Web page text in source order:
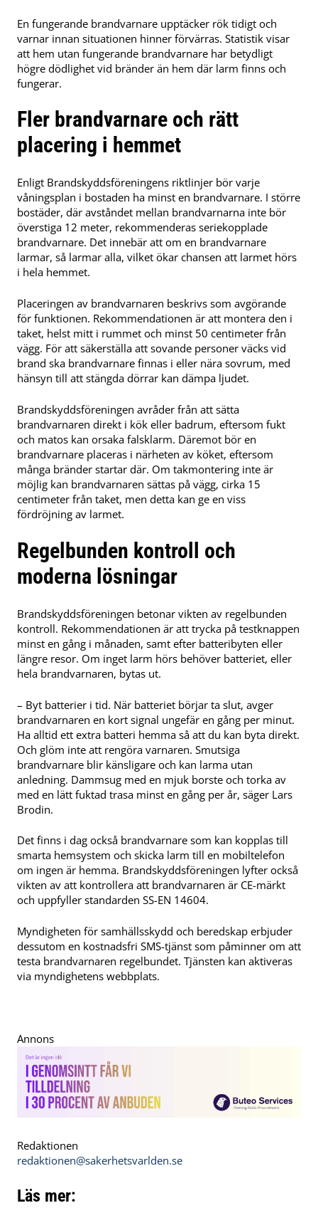
En fungerande brandvarnare upptäcker rök tidigt och
varnar innan situationen hinner förvärras. Statistik visar
att hem utan fungerande brandvarnare har betydligt
högre dödlighet vid bränder än hem där larm finns och
fungerar.
Fler brandvarnare och rätt
placering i hemmet
Enligt Brandskyddsföreningens riktlinjer bör varje
våningsplan i bostaden ha minst en brandvarnare. I större
bostäder, där avståndet mellan brandvarnarna inte bör
överstiga 12 meter, rekommenderas seriekopplade
brandvarnare. Det innebär att om en brandvarnare
larmar, så larmar alla, vilket ökar chansen att larmet hörs
i hela hemmet.
Placeringen av brandvarnaren beskrivs som avgörande
för funktionen. Rekommendationen är att montera den i
taket, helst mitt i rummet och minst 50 centimeter från
vägg. För att säkerställa att sovande personer väcks vid
brand ska brandvarnare finnas i eller nära sovrum, med
hänsyn till att stängda dörrar kan dämpa ljudet.
Brandskyddsföreningen avråder från att sätta
brandvarnaren direkt i kök eller badrum, eftersom fukt
och matos kan orsaka falsklarm. Däremot bör en
brandvarnare placeras i närheten av köket, eftersom
många bränder startar där. Om takmontering inte är
möjlig kan brandvarnaren sättas på vägg, cirka 15
centimeter från taket, men detta kan ge en viss
fördröjning av larmet.
Regelbunden kontroll och
moderna lösningar
Brandskyddsföreningen betonar vikten av regelbunden
kontroll. Rekommendationen är att trycka på testknappen
minst en gång i månaden, samt efter batteribyten eller
längre resor. Om inget larm hörs behöver batteriet, eller
hela brandvarnaren, bytas ut.
– Byt batterier i tid. När batteriet börjar ta slut, avger
brandvarnaren en kort signal ungefär en gång per minut.
Ha alltid ett extra batteri hemma så att du kan byta direkt.
Och glöm inte att rengöra varnaren. Smutsiga
brandvarnare blir känsligare och kan larma utan
anledning. Dammsug med en mjuk borste och torka av
med en lätt fuktad trasa minst en gång per år, säger Lars
Brodin.
Det finns i dag också brandvarnare som kan kopplas till
smarta hemsystem och skicka larm till en mobiltelefon
om ingen är hemma. Brandskyddsföreningen lyfter också
vikten av att kontrollera att brandvarnaren är CE-märkt
och uppfyller standarden SS-EN 14604.
Myndigheten för samhällsskydd och beredskap erbjuder
dessutom en kostnadsfri SMS-tjänst som påminner om att
testa brandvarnaren regelbundet. Tjänsten kan aktiveras
via myndighetens webbplats.
Annons
Redaktionen
redaktionen@sakerhetsvarlden.se
Läs mer: